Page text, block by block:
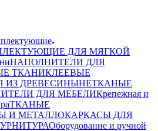
ДЛЯ МЯГКОЙ
НАПОЛНИТЕЛИ ДЛЯ
ТКАНИКЛЕЕВЫЕ
ИЗ ДРЕВЕСИНЫНЕТКАНЫЕ
ДЛЯ МЕБЕЛИКрепежная и
ТКАНЫЕ
И МЕТАЛЛОКАРКАСЫ ДЛЯ
Оборудование и ручной